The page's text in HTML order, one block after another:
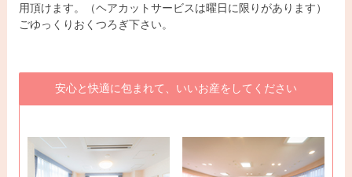
用頂けます。（ヘアカットサービスは曜日に限りがあります）
ごゆっくりおくつろぎ下さい。
安心と快適に包まれて、いいお産をしてください